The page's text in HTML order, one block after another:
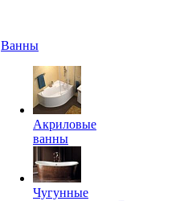
Ванны
Акриловые
ванны
Чугунные